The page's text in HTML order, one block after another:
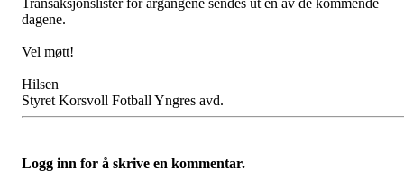
Transaksjonslister for årgangene sendes ut en av de kommende
dagene.
Vel møtt!
Hilsen
Styret Korsvoll Fotball Yngres avd.
Logg inn for å skrive en kommentar.